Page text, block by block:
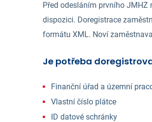
Před odesláním prvního JMHZ
dispozici. Doregistrace
formátu XML. Noví
Je potřeba
Finanční úřad a územní
Vlastní číslo plátce
ID datové schránky